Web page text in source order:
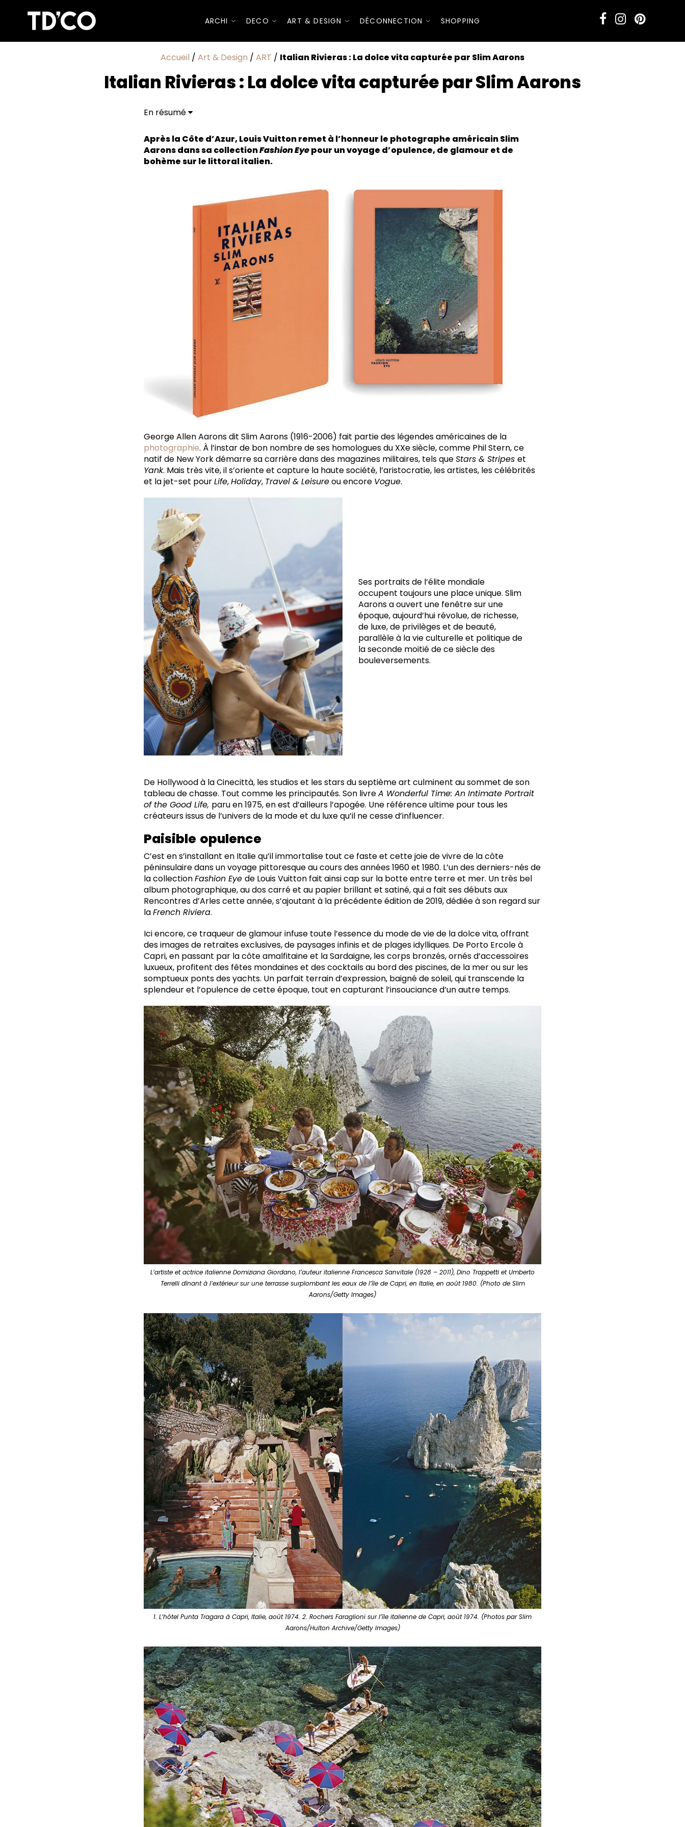
ARCHI DECO ART & DESIGN DÉCONNECTION SHOPPING
Accueil / Art & Design / ART / Italian Rivieras : La dolce vita capturée par Slim Aarons
Italian Rivieras : La dolce vita capturée par Slim Aarons
En résumé
Après la Côte d’Azur, Louis Vuitton remet à l’honneur le photographe américain Slim
Aarons dans sa collectionFashion Eyepour un voyage d’opulence, de glamour et de
bohème sur le littoral italien.
George Allen Aarons dit Slim Aarons (1916-2006) fait partie des légendes américaines de la
photographie. À l’instar de bon nombre de ses homologues du XXe siècle, comme Phil Stern, ce
natif de New York démarre sa carrière dans des magazines militaires, tels queStars & Stripes et
Yank. Mais très vite, il s’oriente et capture la haute société, l’aristocratie, les artistes, les célébrités
et la jet-set pourLife,Holiday, Travel & Leisureou encore Vogue.
Ses portraits de l’élite mondiale
occupent toujours une place unique. Slim
Aarons a ouvert une fenêtre sur une
époque, aujourd’hui révolue, de richesse,
de luxe, de privilèges et de beauté,
parallèle à la vie culturelle et politique de
la seconde moitié de ce siècle des
bouleversements.
De Hollywood à la Cinecittà, les studios et les stars du septième art culminent au sommet de son
tableau de chasse. Tout comme les principautés. Son livreA Wonderful Time: An Intimate Portrait
of the Good Life, paru en 1975, en est d’ailleurs l’apogée. Une référence ultime pour tous les
créateurs issus de l’univers de la mode et du luxe qu’il ne cesse d’influencer.
Paisible opulence
C’est en s’installant en Italie qu’il immortalise tout ce faste et cette joie de vivre de la côte
péninsulaire dans un voyage pittoresque au cours des années 1960 et 1980. L’un des derniers-nés de
la collectionFashion Eye de Louis Vuitton fait ainsi cap sur la botte entre terre et mer. Un très bel
album photographique, au dos carré et au papier brillant et satiné, qui a fait ses débuts aux
Rencontres d’Arles cette année, s’ajoutant à la précédente édition de 2019, dédiée à son regard sur
laFrench Riviera.
Ici encore, ce traqueur de glamour infuse toute l’essence du mode de vie de la dolce vita, offrant
des images de retraites exclusives, de paysages infinis et de plages idylliques. De Porto Ercole à
Capri, en passant par la côte amalfitaine et la Sardaigne, les corps bronzés, ornés d’accessoires
luxueux, profitent des fêtes mondaines et des cocktails au bord des piscines, de la mer ou sur les
somptueux ponts des yachts. Un parfait terrain d’expression, baigné de soleil, qui transcende la
splendeur et l’opulence de cette époque, tout en capturant l’insouciance d’un autre temps.
L’artiste et actrice italienne Domiziana Giordano, l’auteur italienne Francesca Sanvitale (1928 – 2011), Dino Trappetti et Umberto
Terrelli dînant à l’extérieur sur une terrasse surplombant les eaux de l’île de Capri, en Italie, en août 1980. (Photo de Slim
Aarons/Getty Images)
1. L’hôtel Punta Tragara à Capri, Italie, août 1974. 2. Rochers Faraglioni sur l’île italienne de Capri, août 1974. (Photos par Slim
Aarons/Hulton Archive/Getty Images)